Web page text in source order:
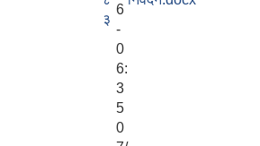
३
6
-
0
6:
3
5
0